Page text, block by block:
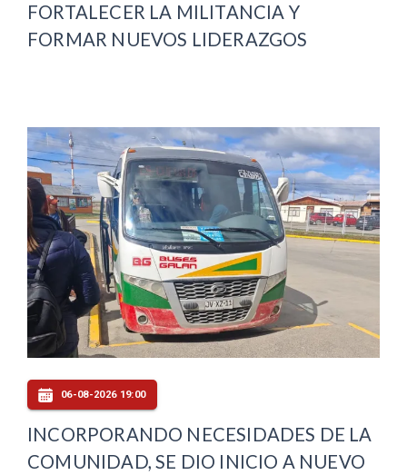
FORTALECER LA MILITANCIA Y
FORMAR NUEVOS LIDERAZGOS
06-08-2026 19:00
INCORPORANDO NECESIDADES DE LA
COMUNIDAD, SE DIO INICIO A NUEVO